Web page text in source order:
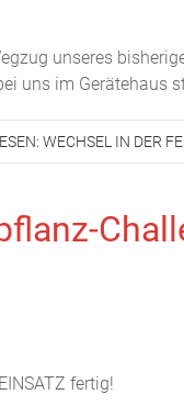
unseres
uns im Gerätehaus
WECHSEL IN DER
fertig!